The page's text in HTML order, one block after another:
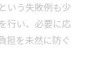
いう失敗例も少
行い、必要に応
担を未然に防ぐ